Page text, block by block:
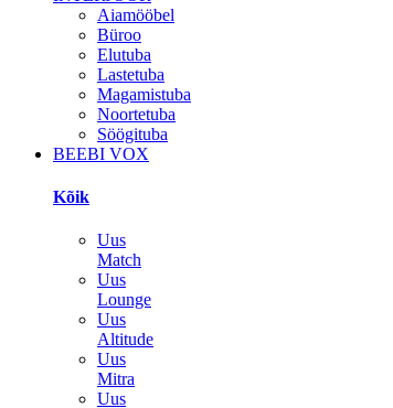
Aiamööbel
Büroo
Elutuba
Lastetuba
Magamistuba
Noortetuba
Söögituba
BEEBI VOX
Kõik
Uus
Match
Uus
Lounge
Uus
Altitude
Uus
Mitra
Uus